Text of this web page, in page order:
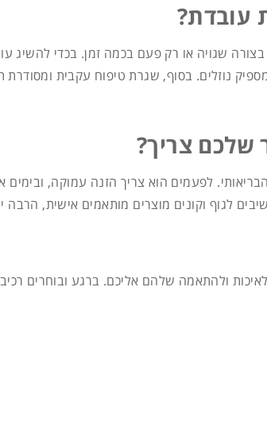
עובדת?
בצורה שגויה או רק פעם בכמה זמן. בכדי
נוזלים. בסוף, שגרת טיפוח עקבית
צריך?
לפעמים הוא צריך הזנה עמוקה,
לגוף וקונים מוצרים מותאמים אישית, הרבה
ולהתאמה שלהם אליכם. ברגע ובוחרים